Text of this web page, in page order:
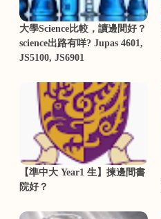
大學Science比較，讀邊間好？
science出路有咩? Jupas 4601,
JS5100, JS6901
【準中大 Year1 生】揀邊間書
院好？